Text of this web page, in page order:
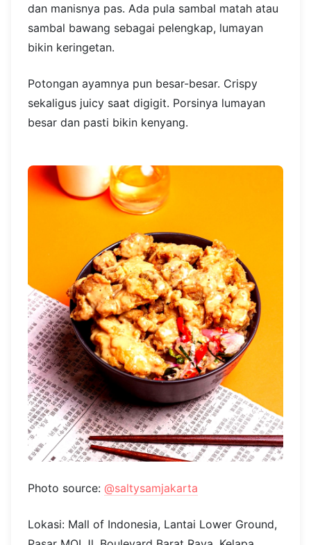
dan manisnya pas. Ada pula sambal matah atau
sambal bawang sebagai pelengkap, lumayan
bikin keringetan.
Potongan ayamnya pun besar-besar. Crispy
sekaligus juicy saat digigit. Porsinya lumayan
besar dan pasti bikin kenyang.
Photo source: @saltysamjakarta
Lokasi: Mall of Indonesia, Lantai Lower Ground,